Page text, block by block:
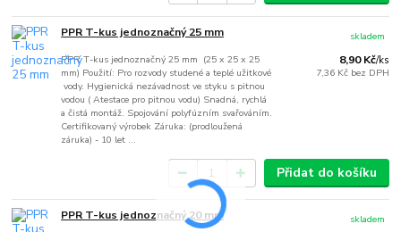
PPR T-kus jednoznačný 25 mm
PPR T-kus jednoznačný 25 mm (25 x 25 x 25
mm) Použití: Pro rozvody studené a teplé užitkové
vody. Hygienická nezávadnost ve styku s pitnou
vodou ( Atestace pro pitnou vodu) Snadná, rychlá
a čistá montáž. Spojování polyfúzním svařováním.
Certifikovaný výrobek Záruka: (prodloužená
záruka) - 10 let ...
8,90 Kč/ks
7,36 Kč bez DPH
skladem
Přidat do košíku
PPR T-kus jednoznačný 20 mm skladem